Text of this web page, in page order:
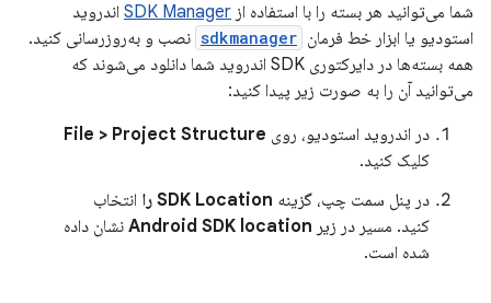
شما می‌توانید هر بسته را با استفاده از SDK Manager اندروید
استودیو یا ابزار خط فرمان sdkmanager نصب و به‌روزرسانی کنید.
همه بسته‌ها در دایرکتوری SDK اندروید شما دانلود می‌شوند که
می‌توانید آن را به صورت زیر پیدا کنید:
در اندروید استودیو، روی File > Project Structure
کلیک کنید.
در پنل سمت چپ، گزینه SDK Location را
انتخاب
کنید. مسیر در زیر Android SDK location نشان داده
شده است.